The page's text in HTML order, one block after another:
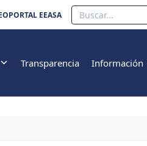
EEASA Buscar
Transparencia Información